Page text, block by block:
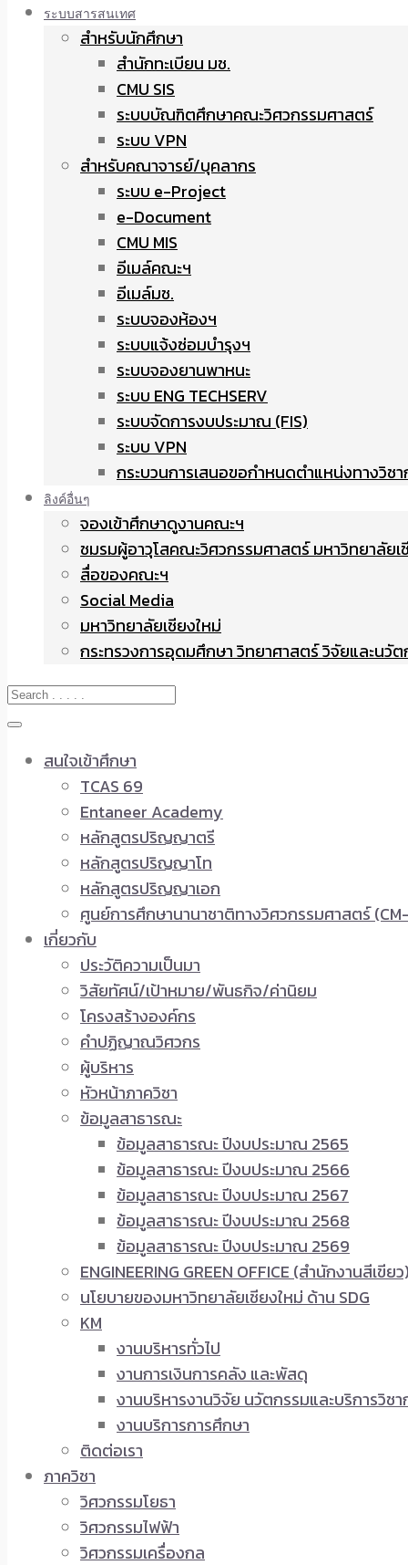
ระบบสารสนเทศ
สำหรับนักศึกษา
สำนักทะเบียน มช.
CMU SIS
ระบบบัณฑิตศึกษาคณะวิศวกรรมศาสตร์
ระบบ VPN
สำหรับคณาจารย์/บุคลากร
ระบบ e-Project
e-Document
CMU MIS
อีเมล์คณะฯ
อีเมล์มช.
ระบบจองห้องฯ
ระบบแจ้งซ่อมบำรุงฯ
ระบบจองยานพาหนะ
ระบบ ENG TECHSERV
ระบบจัดการงบประมาณ (FIS)
ระบบ VPN
กระบวนการเสนอขอกำหนดตำแหน่งทางวิช
ลิงค์อื่นๆ
จองเข้าศึกษาดูงานคณะฯ
ชมรมผู้อาวุโสคณะวิศวกรรมศาสตร์ มหาวิทยาลัยเ
สื่อของคณะฯ
Social Media
มหาวิทยาลัยเชียงใหม่
กระทรวงการอุดมศึกษา วิทยาศาสตร์ วิจัยและนวั
สนใจเข้าศึกษา
TCAS 69
Entaneer Academy
หลักสูตรปริญญาตรี
หลักสูตรปริญญาโท
หลักสูตรปริญญาเอก
ศูนย์การศึกษานานาชาติทางวิศวกรรมศาสตร์
เกี่ยวกับ
ประวัติความเป็นมา
วิสัยทัศน์/เป้าหมาย/พันธกิจ/ค่านิยม
โครงสร้างองค์กร
คำปฏิญาณวิศวกร
ผู้บริหาร
หัวหน้าภาควิชา
ข้อมูลสาธารณะ
ข้อมูลสาธารณะ ปีงบประมาณ 2565
ข้อมูลสาธารณะ ปีงบประมาณ 2566
ข้อมูลสาธารณะ ปีงบประมาณ 2567
ข้อมูลสาธารณะ ปีงบประมาณ 2568
ข้อมูลสาธารณะ ปีงบประมาณ 2569
ENGINEERING GREEN OFFICE (สำนักงานสีเขีย
นโยบายของมหาวิทยาลัยเชียงใหม่ ด้าน SDG
KM
งานบริหารทั่วไป
งานการเงินการคลัง และพัสดุ
งานบริหารงานวิจัย นวัตกรรมและบริการวิชา
งานบริการการศึกษา
ติดต่อเรา
ภาควิชา
วิศวกรรมโยธา
วิศวกรรมไฟฟ้า
วิศวกรรมเครื่องกล